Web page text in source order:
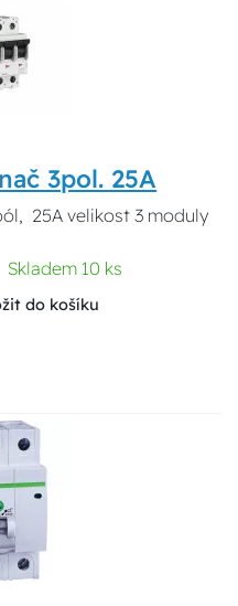
3pol. 25A
25A velikost 3 moduly
Skladem 10 ks
do košíku